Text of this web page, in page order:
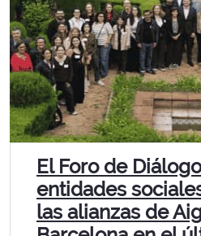
El Foro de
entidades
las alianzas de